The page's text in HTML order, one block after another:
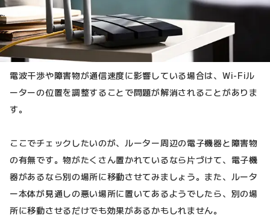
電波干渉や障害物が通信速度に影響している場合は、Wi-Fiル
ーターの位置を調整することで問題が解消されることがありま
す。
ここでチェックしたいのが、ルーター周辺の電子機器と障害物
の有無です。物がたくさん置かれているなら片づけて、電子機
器があるなら別の場所に移動させてみましょう。また、ルータ
ー本体が見通しの悪い場所に置いてあるようでしたら、別の場
所に移動させるだけでも効果があるかもしれません。